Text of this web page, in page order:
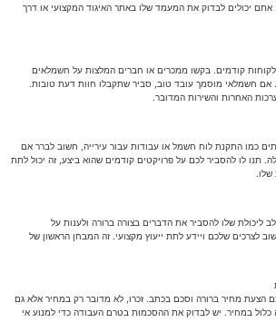
יכולים לבדוק את המעמד שלו באתר האיגוד המקצועי או דרך
קודמים. בקשו ממכרים או חברים המלצות על חשמלאים
אם חשמלאי מוסמך עובד טוב, סביר שתקבלו חוות דעת טובות.
האחרות והשירות המדובר.
כמו התקנת לוח חשמל או עבודות עבור עירייה, חשוב לברר אם
תנו לו להסביר לכם על פרויקטים קודמים שהוא ביצע, זה יכול לתת
שלו להסביר את הדברים בצורה ברורה ולענות על
לצרכים שלכם ויידע לתת ייעוץ מקצועי. זה המבחן הראשון של
הצעת מחיר ברורה וסכם בכתב. זכרו, לא מדובר רק במחיר אלא גם
כלול במחיר. יש לבדוק את ההסכמות בטרם העבודה כדי למנוע אי